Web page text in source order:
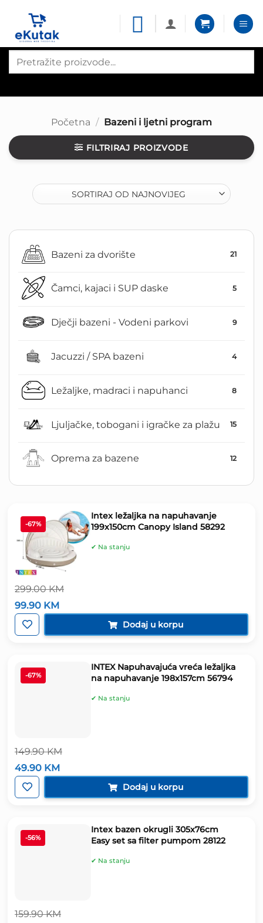
content
search
Početna / Bazeni i ljetni program
FILTRIRAJ PROIZVODE
Bazeni za dvorište 21
Čamci, kajaci i SUP daske 5
Dječji bazeni - Vodeni parkovi 9
Jacuzzi / SPA bazeni 4
Ležaljke, madraci i napuhanci 8
Ljuljačke, tobogani i igračke za plažu 15
Oprema za bazene 12
-67%
299.00KM
Izvorna
cijena
bila
je:
99.90 KM
cijena
99.90 KM.
Intex ležaljka na napuhavanje
199x150cm Canopy Island 58292
✔ Na stanju
Dodaj u korpu
-67%
149.90KM
Izvorna
cijena
bila
je:
49.90 KM
cijena
49.90 KM.
INTEX Napuhavajuća vreća ležaljka
na napuhavanje 198x157cm 56794
✔ Na stanju
Dodaj u korpu
-56%
159.90KM
Intex bazen okrugli 305x76cm
Easy set sa filter pumpom 28122
✔ Na stanju